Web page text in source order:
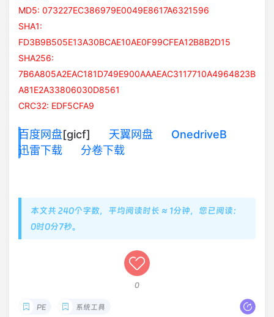
MD5: 073227EC386979E0049E8617A6321596
SHA1:
FD3B9B505E13A30BCAE10AE0F99CFEA12B8B2D15
SHA256:
7B6A805A2EAC181D749E900AAAEAC3117710A4964823B
A81E2A33806030D8561
CRC32: EDF5CFA9
百度网盘[gicf] 天翼网盘
OnedriveB
迅雷下载
分卷下载
本文共 240个字数，平均阅读时长 ≈ 1分钟，您已阅读：
0时0分8秒。
0
PE 系统工具